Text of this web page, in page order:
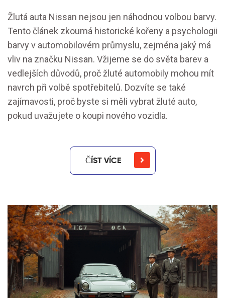
Žlutá auta Nissan nejsou jen náhodnou volbou barvy.
Tento článek zkoumá historické kořeny a psychologii
barvy v automobilovém průmyslu, zejména jaký má
vliv na značku Nissan. Vžijeme se do světa barev a
vedlejších důvodů, proč žluté automobily mohou mít
navrch při volbě spotřebitelů. Dozvíte se také
zajímavosti, proč byste si měli vybrat žluté auto,
pokud uvažujete o koupi nového vozidla.
ČÍST VÍCE